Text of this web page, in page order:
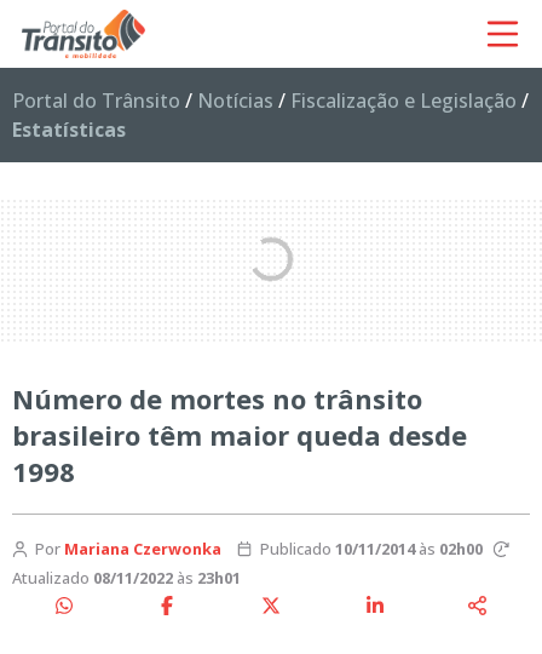
Portal do Trânsito / Notícias / Fiscalização e Legislação /
Estatísticas
Número de mortes no trânsito
brasileiro têm maior queda desde
1998
Por Mariana Czerwonka Publicado 10/11/2014às 02h00
Atualizado 08/11/2022 às 23h01